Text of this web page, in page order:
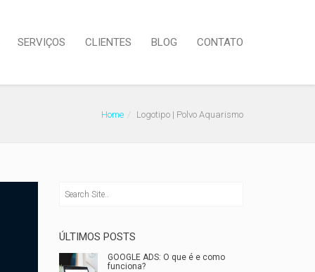
SERVIÇOS CLIENTES BLOG CONTATO
Home Logotipo | Polvo Aquarismo
ÚLTIMOS POSTS
GOOGLE ADS: O que é e como
funciona?